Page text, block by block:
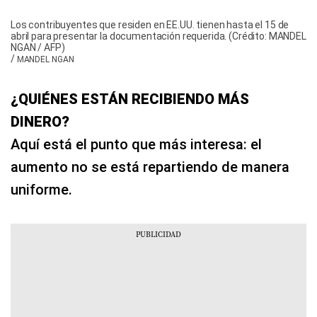
Los contribuyentes que residen en EE.UU. tienen hasta el 15 de
abril para presentar la documentación requerida. (Crédito: MANDEL
NGAN / AFP)
/ MANDEL NGAN
¿QUIÉNES ESTÁN RECIBIENDO MÁS
DINERO?
Aquí está el punto que más interesa: el
aumento no se está repartiendo de manera
uniforme.